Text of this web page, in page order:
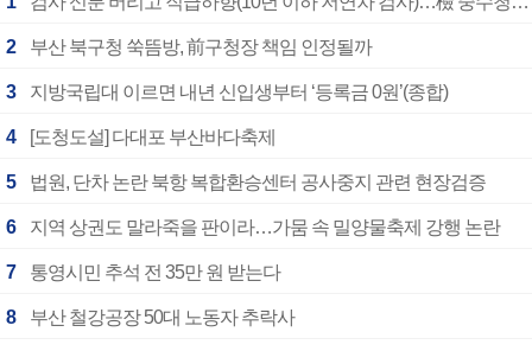
2 부산 북구청 쑥뜸방, 前구청장 책임 인정될까
3 지방국립대 이르면 내년 신입생부터 ‘등록금 0원’(종합)
4 [도청도설] 다대포 부산바다축제
5 법원, 단차 논란 북항 복합환승센터 공사중지 관련 현장검증
6 지역 상권도 말라죽을 판이라…가뭄 속 밀양물축제 강행 논란
7 통영시민 추석 전 35만 원 받는다
8 부산 철강공장 50대 노동자 추락사